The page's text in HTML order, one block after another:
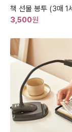
책 선물 봉투 (3매 1
3,500원